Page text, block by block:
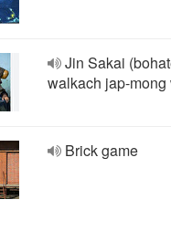
Jin Sakai
walkach jap-mong
Brick game